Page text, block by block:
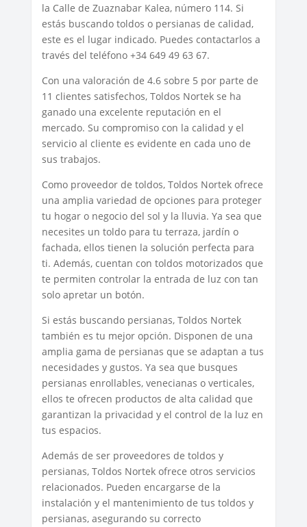
la Calle de Zuaznabar Kalea, número 114. Si
estás buscando toldos o persianas de calidad,
este es el lugar indicado. Puedes contactarlos a
través del teléfono +34 649 49 63 67.
Con una valoración de 4.6 sobre 5 por parte de
11 clientes satisfechos, Toldos Nortek se ha
ganado una excelente reputación en el
mercado. Su compromiso con la calidad y el
servicio al cliente es evidente en cada uno de
sus trabajos.
Como proveedor de toldos, Toldos Nortek ofrece
una amplia variedad de opciones para proteger
tu hogar o negocio del sol y la lluvia. Ya sea que
necesites un toldo para tu terraza, jardín o
fachada, ellos tienen la solución perfecta para
ti. Además, cuentan con toldos motorizados que
te permiten controlar la entrada de luz con tan
solo apretar un botón.
Si estás buscando persianas, Toldos Nortek
también es tu mejor opción. Disponen de una
amplia gama de persianas que se adaptan a tus
necesidades y gustos. Ya sea que busques
persianas enrollables, venecianas o verticales,
ellos te ofrecen productos de alta calidad que
garantizan la privacidad y el control de la luz en
tus espacios.
Además de ser proveedores de toldos y
persianas, Toldos Nortek ofrece otros servicios
relacionados. Pueden encargarse de la
instalación y el mantenimiento de tus toldos y
persianas, asegurando su correcto